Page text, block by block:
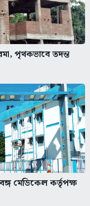
পৃথকভাবে তদন্ত
মেডিকেল কর্তৃপক্ষ